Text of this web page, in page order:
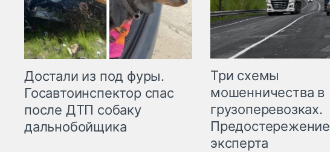
Достали из под фуры.
Госавтоинспектор спас
после ДТП собаку
дальнобойщика
Три схемы
мошенничества в
грузоперевозках.
Предостережение
эксперта